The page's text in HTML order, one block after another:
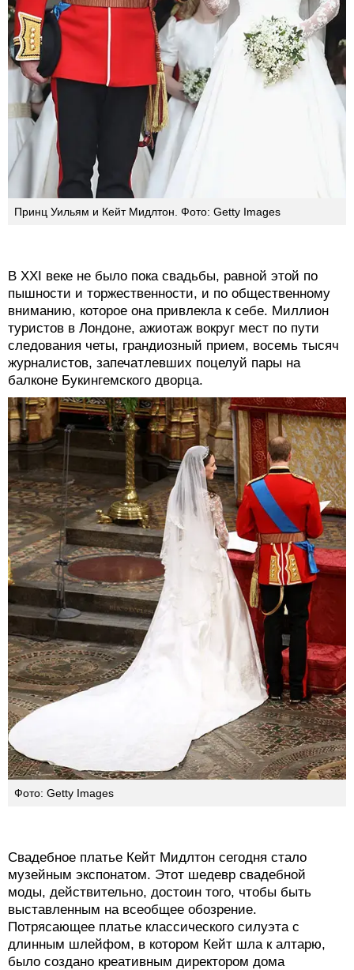
Принц Уильям и Кейт Мидлтон. Фото: Getty Images
В XXI веке не было пока свадьбы, равной этой по
пышности и торжественности, и по общественному
вниманию, которое она привлекла к себе. Миллион
туристов в Лондоне, ажиотаж вокруг мест по пути
следования четы, грандиозный прием, восемь тысяч
журналистов, запечатлевших поцелуй пары на
балконе Букингемского дворца.
Фото: Getty Images
Свадебное платье Кейт Мидлтон сегодня стало
музейным экспонатом. Этот шедевр свадебной
моды, действительно, достоин того, чтобы быть
выставленным на всеобщее обозрение.
Потрясающее платье классического силуэта с
длинным шлейфом, в котором Кейт шла к алтарю,
было создано креативным директором дома